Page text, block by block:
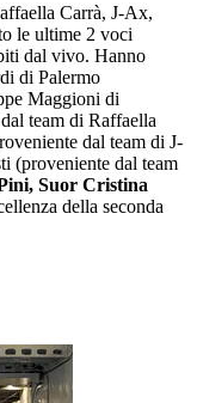
Carrà, J-Ax,
le ultime 2 voci
dal vivo. Hanno
di Palermo
Maggioni di
team di Raffaella
dal team di J-
(proveniente dal team
Suor Cristina
della seconda